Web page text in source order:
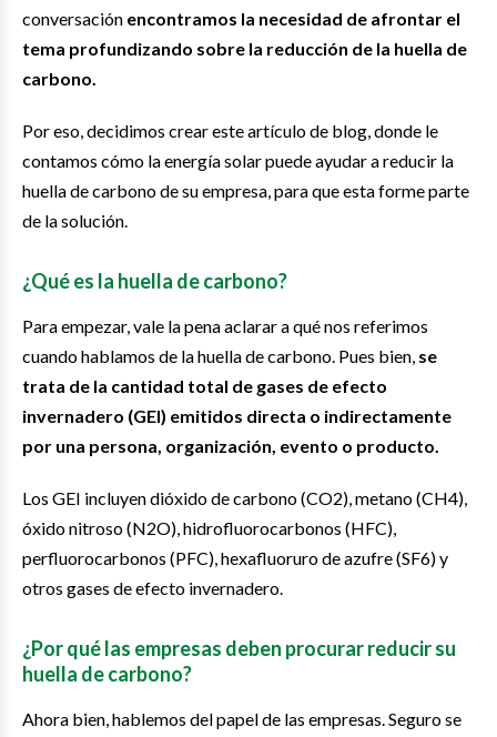
conversación encontramos la necesidad de afrontar el
tema profundizando sobre la reducción de la huella de
carbono.
Por eso, decidimos crear este artículo de blog, donde le
contamos cómo la energía solar puede ayudar a reducir la
huella de carbono de su empresa, para que esta forme parte
de la solución.
¿Qué es la huella de carbono?
Para empezar, vale la pena aclarar a qué nos referimos
cuando hablamos de la huella de carbono. Pues bien, se
trata de la cantidad total de gases de efecto
invernadero (GEI) emitidos directa o indirectamente
por una persona, organización, evento o producto.
Los GEI incluyen dióxido de carbono (CO2), metano (CH4),
óxido nitroso (N2O), hidrofluorocarbonos (HFC),
perfluorocarbonos (PFC), hexafluoruro de azufre (SF6) y
otros gases de efecto invernadero.
¿Por qué las empresas deben procurar reducir su
huella de carbono?
Ahora bien, hablemos del papel de las empresas. Seguro se